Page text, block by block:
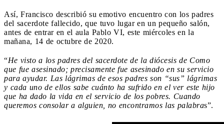
Así, Francisco describió su emotivo encuentro con los padres
del sacerdote fallecido, que tuvo lugar en un pequeño salón,
antes de entrar en el aula Pablo VI, este miércoles en la
mañana, 14 de octubre de 2020.
“He visto a los padres del sacerdote de la diócesis de Como
que fue asesinado; precisamente fue asesinado en su servicio
para ayudar. Las lágrimas de esos padres son “sus” lágrimas
y cada uno de ellos sabe cuánto ha sufrido en el ver este hijo
que ha dado la vida en el servicio de los pobres. Cuando
queremos consolar a alguien, no encontramos las palabras”.